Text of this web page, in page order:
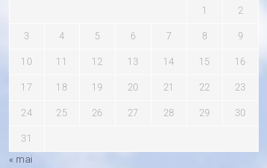
1
2
3 4 5 6 7 8 9
10 11 12 13 14 15 16
17 18 19 20 21 22 23
24 25 26 27 28 29 30
31
« mai